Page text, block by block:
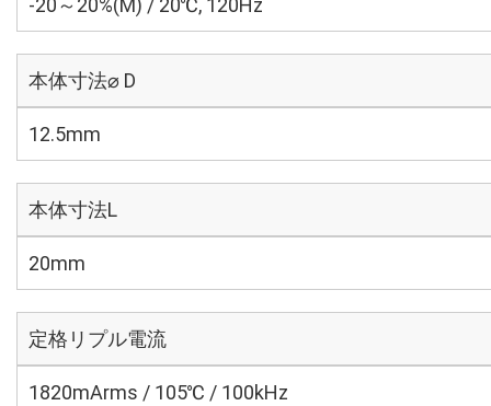
-20～20%(M) / 20℃, 120Hz
本体寸法⌀ D
12.5mm
本体寸法L
20mm
定格リプル電流
1820mArms / 105℃ / 100kHz